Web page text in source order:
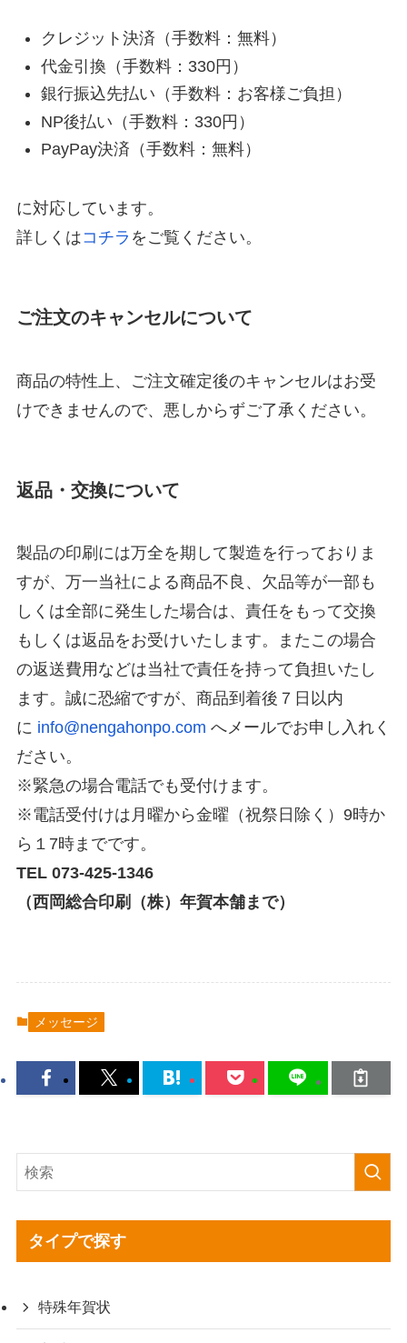
クレジット決済（手数料：無料）
代金引換（手数料：330円）
銀行振込先払い（手数料：お客様ご負担）
NP後払い（手数料：330円）
PayPay決済（手数料：無料）
に対応しています。
詳しくはコチラ をご覧ください。
ご注文のキャンセルについて
商品の特性上、ご注文確定後のキャンセルはお受
けできませんので、悪しからずご了承ください。
返品・交換について
製品の印刷には万全を期して製造を行っておりま
すが、万一当社による商品不良、欠品等が一部も
しくは全部に発生した場合は、責任をもって交換
もしくは返品をお受けいたします。またこの場合
の返送費用などは当社で責任を持って負担いたし
ます。誠に恐縮ですが、商品到着後７日以内
に info@nengahonpo.com へメールでお申し入れく
ださい。
※緊急の場合電話でも受付けます。
※電話受付けは月曜から金曜（祝祭日除く）9時か
ら１7時までです。
TEL 073-425-1346
（西岡総合印刷（株）年賀本舗まで）
メッセージ
タイプで探す
特殊年賀状